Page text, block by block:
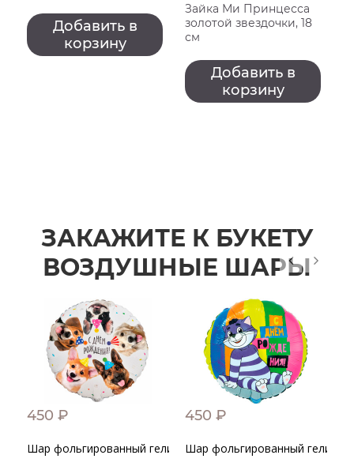
Добавить в
корзину
Зайка Ми Принцесса
золотой звездочки, 18
см
Добавить в
корзину
ЗАКАЖИТЕ К БУКЕТУ
ВОЗДУШНЫЕ ШАРЫ
450 ₽
Шар фольгированный гелиевый "С днем рождения!"
450 ₽
Шар фольгированный